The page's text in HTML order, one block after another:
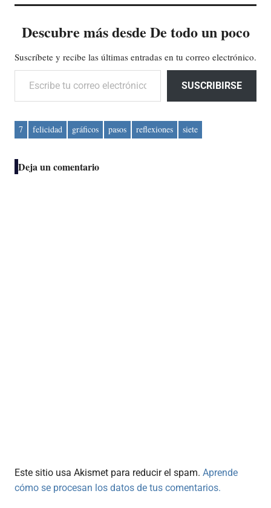
Descubre más desde De todo un poco
Suscríbete y recibe las últimas entradas en tu correo electrónico.
Escribe tu correo electrónico…
SUSCRIBIRSE
7 felicidad gráficos pasos reflexiones siete
Deja un comentario
Este sitio usa Akismet para reducir el spam. Aprende
cómo se procesan los datos de tus comentarios.